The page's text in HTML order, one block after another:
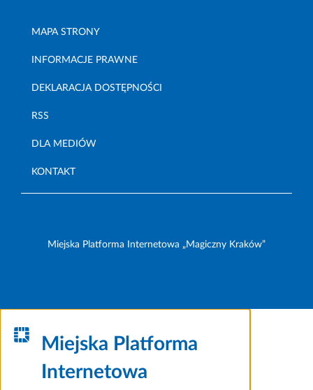
MAPA STRONY
INFORMACJE PRAWNE
DEKLARACJA DOSTĘPNOŚCI
RSS
DLA MEDIÓW
KONTAKT
Miejska Platforma Internetowa „Magiczny Kraków”
Miejska Platforma
Internetowa